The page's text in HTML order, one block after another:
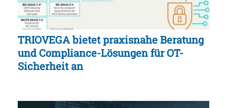
TRIOVEGA bietet praxisnahe Beratung
und Compliance-Lösungen für OT-
Sicherheit an